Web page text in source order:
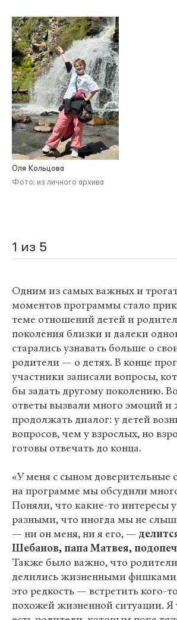
Оля Кольцова
Фото: из личного архива
1 из 5
Одним из самых важных и
моментов программы стало
теме отношений детей и
поколения близки и далеки
старались узнавать больше о
родители — о детях. В конце
участники записали вопросы,
бы задать другому поколению.
ответы вызвали много эмоций и
продолжать диалог: у детей
вопросов, чем у взрослых, но
готовы отвечать до конца.
«У меня с сыном доверительные
на программе мы обсудили
Поняли, что какие-то интересы
разными, что иногда мы не
— ни он меня, ни я его, —
Шебанов, папа Матвея,
Также было важно, что
делились жизненными
это редкость — встретить кого-
похожей жизненной ситуации. Я